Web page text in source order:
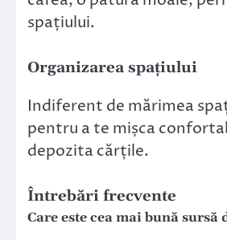
spațiului.
Organizarea spațiului
Indiferent de mărimea
pentru a te mișca
depozita cărțile.
Întrebări frecvente
Care este cea mai bună